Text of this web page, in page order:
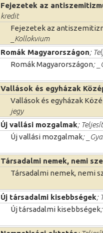
Fejezetek az
kredit
Fejezetek az
_Kollokvium
Romák Magyarországon;
Romák Magyarországon;
Vallások és egyházak
Vallások és egyházak
jegy
Új vallási mozgalmak;
Új vallási mozgalmak;
Társadalmi nemek, nemi
Társadalmi nemek, nemi
Új társadalmi kisebbségek;
Új társadalmi kisebbségek